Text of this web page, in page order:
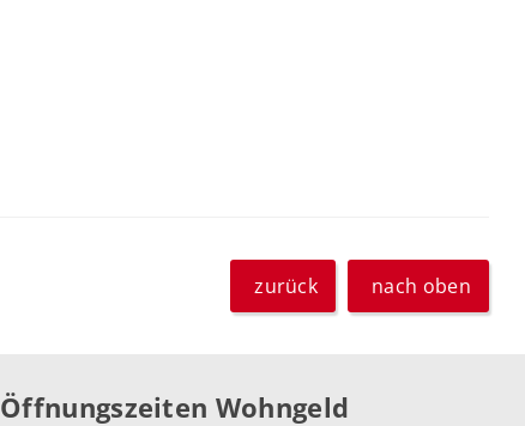
zurück nach oben
Öffnungszeiten Wohngeld